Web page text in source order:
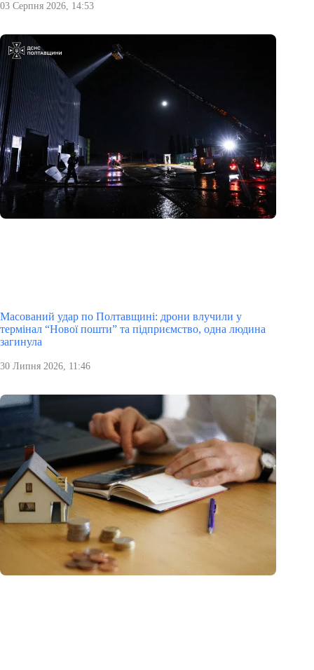
03 Серпня 2026, 14:53
Масований удар по Полтавщині: дрони влучили у
термінал “Нової пошти” та підприємство, одна людина
загинула
30 Липня 2026, 11:46